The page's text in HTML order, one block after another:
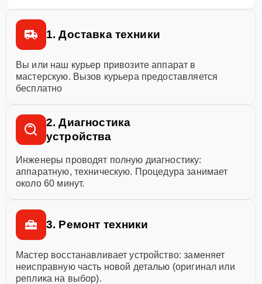
1. Доставка техники
Вы или наш курьер привозите аппарат в
мастерскую. Вызов курьера предоставляется
бесплатно
2. Диагностика
устройства
Инженеры проводят полную диагностику:
аппаратную, техническую. Процедура занимает
около 60 минут.
3. Ремонт техники
Мастер восстанавливает устройство: заменяет
неисправную часть новой деталью (оригинал или
реплика на выбор).